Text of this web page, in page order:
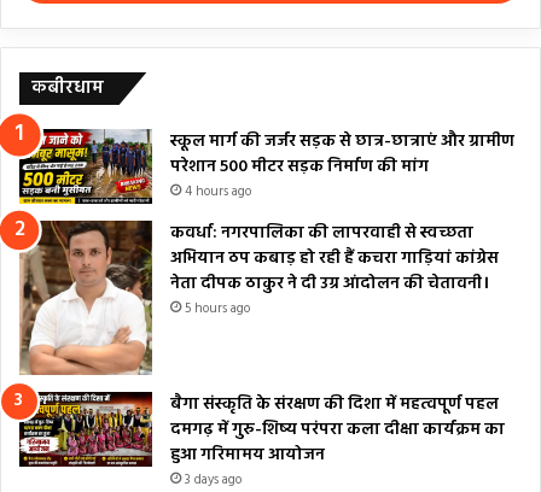
कबीरधाम
स्कूल मार्ग की जर्जर सड़क से छात्र-छात्राएं और ग्रामीण
परेशान 500 मीटर सड़क निर्माण की मांग
4 hours ago
कवर्धा: नगरपालिका की लापरवाही से स्वच्छता
अभियान ठप कबाड़ हो रही हैं कचरा गाड़ियां कांग्रेस
नेता दीपक ठाकुर ने दी उग्र आंदोलन की चेतावनी।
5 hours ago
बैगा संस्कृति के संरक्षण की दिशा में महत्वपूर्ण पहल
दमगढ़ में गुरु-शिष्य परंपरा कला दीक्षा कार्यक्रम का
हुआ गरिमामय आयोजन
3 days ago